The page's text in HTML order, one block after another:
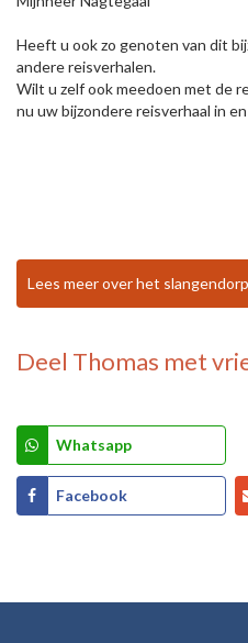
Heeft u ook zo genoten van dit
andere reisverhalen.
Wilt u zelf ook meedoen met de
nu uw bijzondere reisverhaal in
Lees meer over het slangendorp
Deel Thomas met
Whatsapp
Facebook